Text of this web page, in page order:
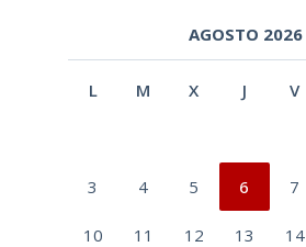
AGOSTO 2026
L M X J V
3 4 5 6 7
10 11 12 13 14